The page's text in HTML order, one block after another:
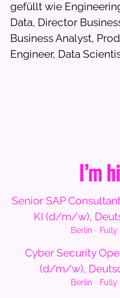
gefüllt wie
Data, Director
Business Analyst,
Engineer, Data
I’m
Senior SAP
KI (d/m/w),
Berlin · Fully
Cyber Security
(d/m/w),
Berlin · Fully